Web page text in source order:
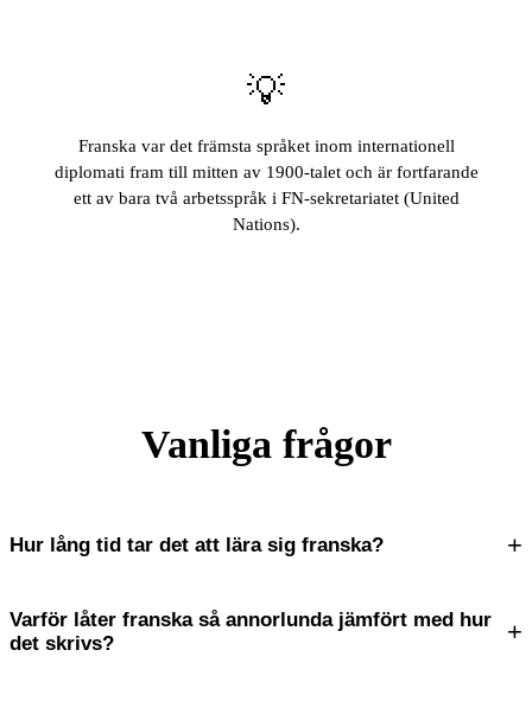
💡
Franska var det främsta språket inom internationell
diplomati fram till mitten av 1900-talet och är fortfarande
ett av bara två arbetsspråk i FN-sekretariatet (United
Nations).
Vanliga frågor
Hur lång tid tar det att lära sig franska? +
Varför låter franska så annorlunda jämfört med hur
det skrivs?
+